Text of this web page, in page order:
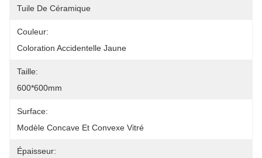
Tuile De Céramique
Couleur:
Coloration Accidentelle Jaune
Taille:
600*600mm
Surface:
Modèle Concave Et Convexe Vitré
Épaisseur: